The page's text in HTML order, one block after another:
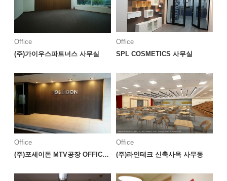
Office
(주)가이우스파트너스 사무실
Office
SPL COSMETICS 사무실
Office
(주)포세이돈 MTV공장 OFFICE
Office
(주)라인테크 신축사옥 사무동